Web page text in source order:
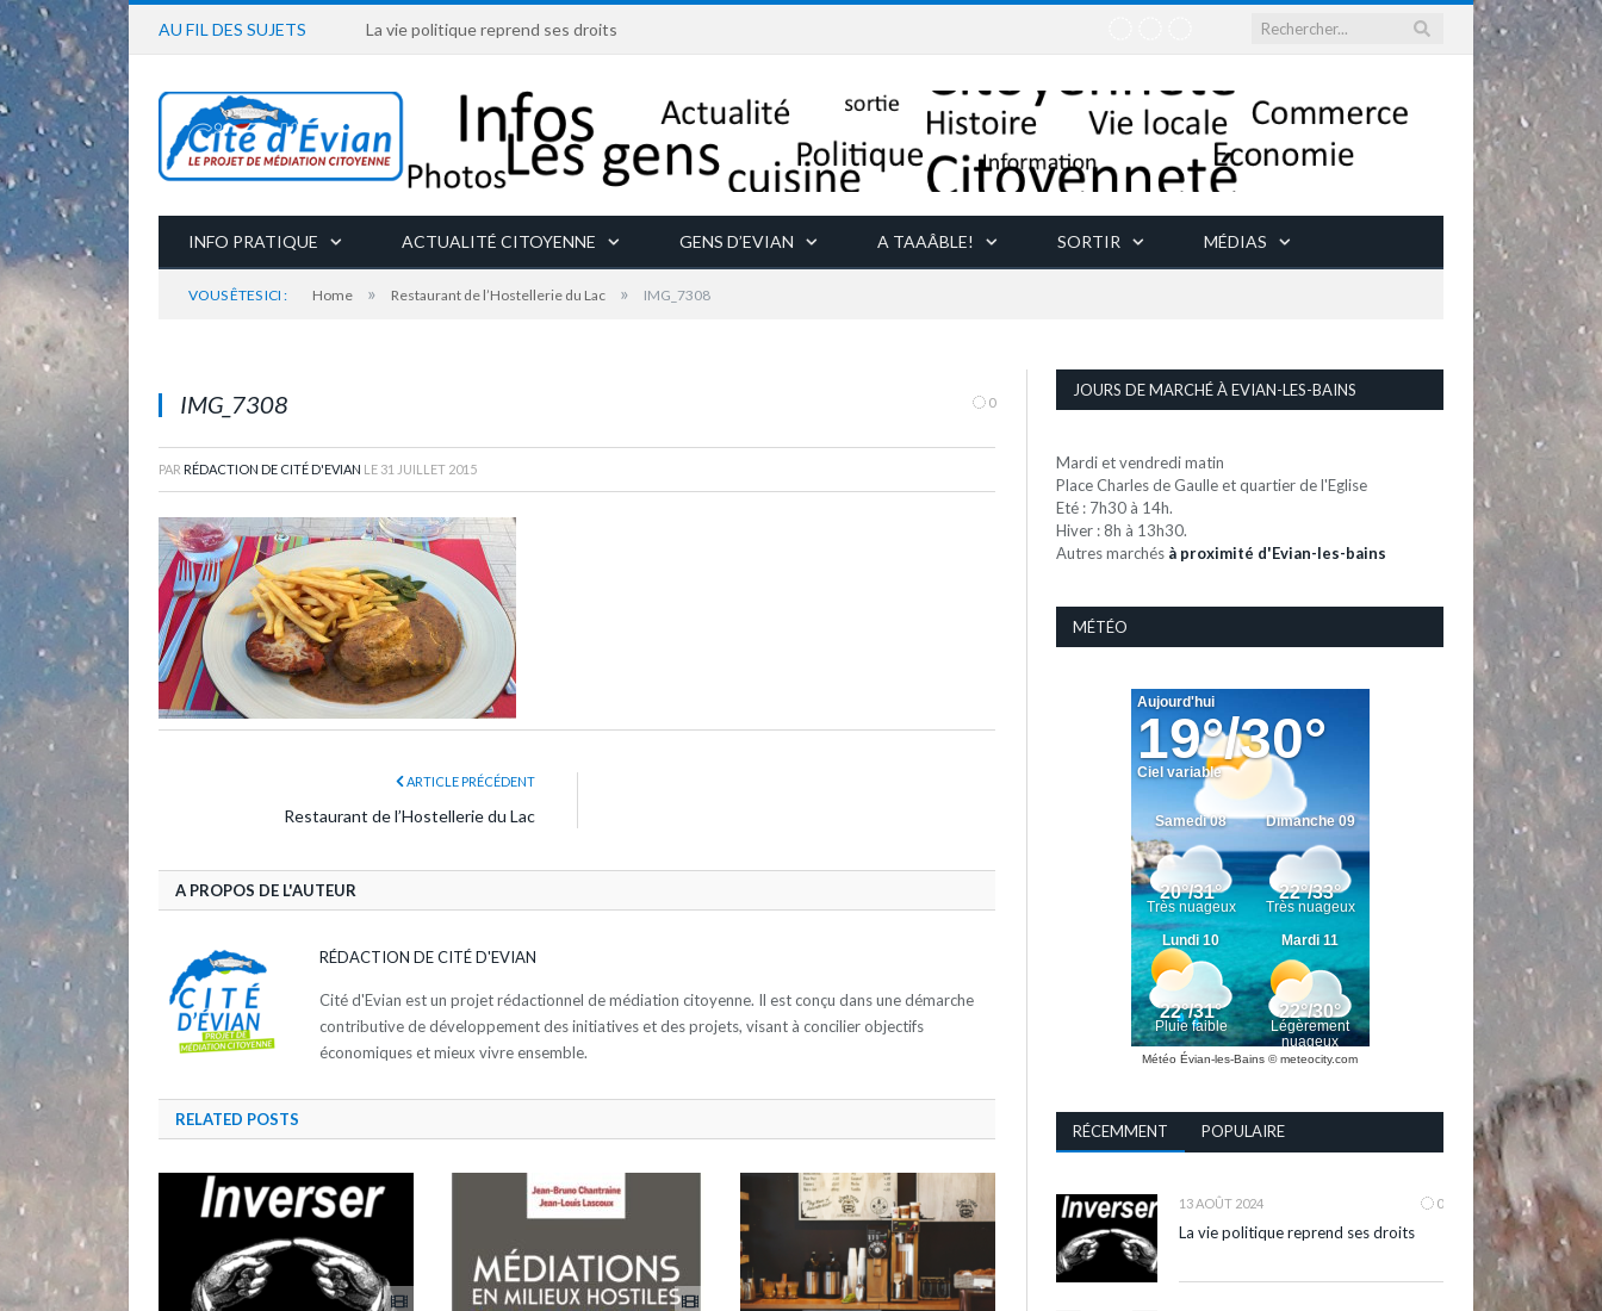
AU FIL DES SUJETS La vie politique reprend ses droits
INFO PRATIQUE ACTUALITÉ CITOYENNE GENS D’EVIAN A TAAÂBLE! SORTIR MÉDIAS
VOUS ÊTES ICI : Home » Restaurant de l’Hostellerie du Lac » IMG_7308
IMG_7308 0
PAR RÉDACTION DE CITÉ D'EVIAN LE 31 JUILLET 2015
ARTICLE PRÉCÉDENT
Restaurant de l’Hostellerie du Lac
A PROPOS DE L'AUTEUR
RÉDACTION DE CITÉ D'EVIAN
Cité d'Evian est un projet rédactionnel de médiation citoyenne. Il est conçu dans une démarche
contributive de développement des initiatives et des projets, visant à concilier objectifs
économiques et mieux vivre ensemble.
RELATED POSTS
JOURS DE MARCHÉ À EVIAN-LES-BAINS
Mardi et vendredi matin
Place Charles de Gaulle et quartier de l'Eglise
Eté : 7h30 à 14h.
Hiver : 8h à 13h30.
Autres marchés à proximité d'Evian-les-bains
MÉTÉO
Météo Évian-les-Bains © meteocity.com
RÉCEMMENT POPULAIRE
13 AOÛT 2024 0
La vie politique reprend ses droits